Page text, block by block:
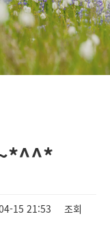
15 21:53
조회